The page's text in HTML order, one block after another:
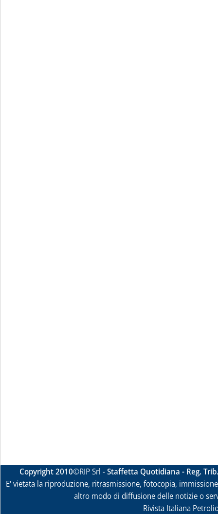
Copyright 2010©RIP Srl -Staffetta Quotidiana - Reg.
E' vietata la riproduzione, ritrasmissione, fotocopia,
altro modo di diffusione delle notizie o
Rivista Italiana